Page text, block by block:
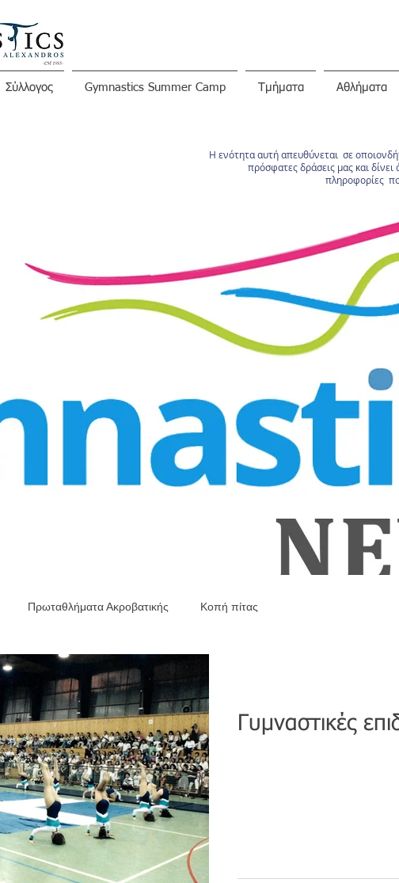
Σύλλογος Gymnastics Summer Camp Τμήματα Αθλήματα
Η ενότητα αυτή απευθύνεται σε
πρόσφατες δράσεις μας και
πληροφορίες
Πρωταθλήματα Ακροβατικής Κοπή πίτας
Φεστιβάλ Διάφορες εκδηλώσεις
Γυμναστικές